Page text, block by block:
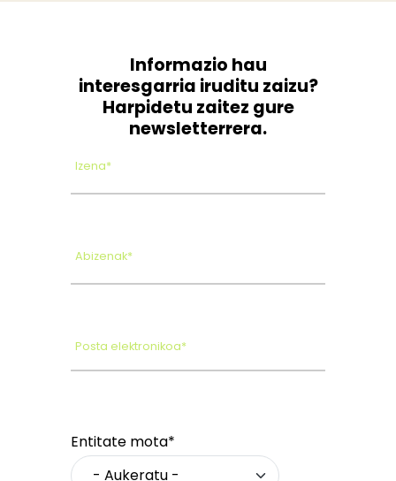
Informazio hau
interesgarria iruditu zaizu?
Harpidetu zaitez gure
newsletterrera.
Izena*
Abizenak*
Posta elektronikoa*
Entitate mota*